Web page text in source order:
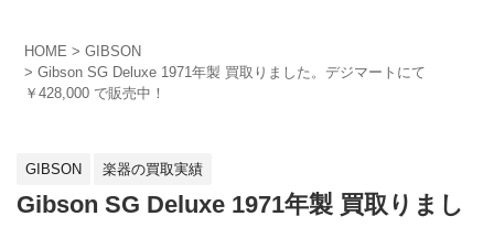
HOME
GIBSON
Gibson SG Deluxe 1971年製 買取りました。デジマートにて
￥428,000 で販売中！
GIBSON 楽器の買取実績
Gibson SG Deluxe 1971年製 買取りまし